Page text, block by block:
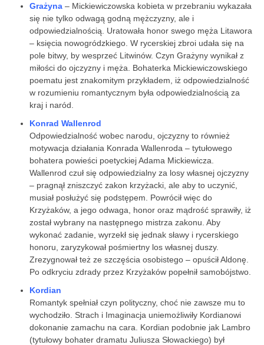
Grażyna – Mickiewiczowska kobieta w przebraniu wykazała
się nie tylko odwagą godną mężczyzny, ale i
odpowiedzialnością. Uratowała honor swego męża Litawora
– księcia nowogródzkiego. W rycerskiej zbroi udała się na
pole bitwy, by wesprzeć Litwinów. Czyn Grażyny wynikał z
miłości do ojczyzny i męża. Bohaterka Mickiewiczowskiego
poematu jest znakomitym przykładem, iż odpowiedzialność
w rozumieniu romantycznym była odpowiedzialnością za
kraj i naród.
Konrad Wallenrod
Odpowiedzialność wobec narodu, ojczyzny to również
motywacja działania Konrada Wallenroda – tytułowego
bohatera powieści poetyckiej Adama Mickiewicza.
Wallenrod czuł się odpowiedzialny za losy własnej ojczyzny
– pragnął zniszczyć zakon krzyżacki, ale aby to uczynić,
musiał posłużyć się podstępem. Powrócił więc do
Krzyżaków, a jego odwaga, honor oraz mądrość sprawiły, iż
został wybrany na następnego mistrza zakonu. Aby
wykonać zadanie, wyrzekł się jednak sławy i rycerskiego
honoru, zaryzykował pośmiertny los własnej duszy.
Zrezygnował też ze szczęścia osobistego – opuścił Aldonę.
Po odkryciu zdrady przez Krzyżaków popełnił samobójstwo.
Kordian
Romantyk spełniał czyn polityczny, choć nie zawsze mu to
wychodziło. Strach i Imaginacja uniemożliwiły Kordianowi
dokonanie zamachu na cara. Kordian podobnie jak Lambro
(tytułowy bohater dramatu Juliusza Słowackiego) był